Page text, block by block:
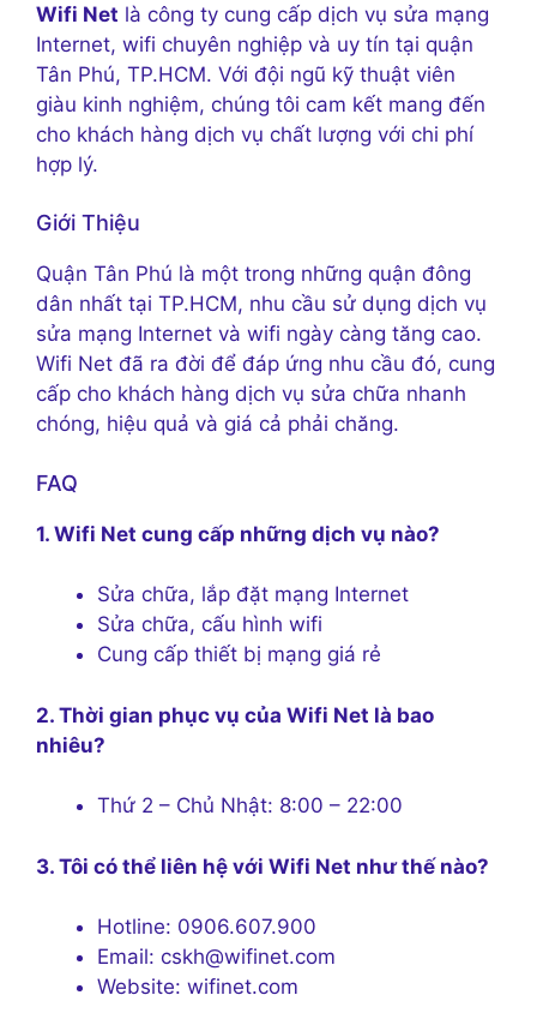
Wifi Net là công ty cung cấp dịch vụ sửa mạng
Internet, wifi chuyên nghiệp và uy tín tại quận
Tân Phú, TP.HCM. Với đội ngũ kỹ thuật viên
giàu kinh nghiệm, chúng tôi cam kết mang đến
cho khách hàng dịch vụ chất lượng với chi phí
hợp lý.
Giới Thiệu
Quận Tân Phú là một trong những quận đông
dân nhất tại TP.HCM, nhu cầu sử dụng dịch vụ
sửa mạng Internet và wifi ngày càng tăng cao.
Wifi Net đã ra đời để đáp ứng nhu cầu đó, cung
cấp cho khách hàng dịch vụ sửa chữa nhanh
chóng, hiệu quả và giá cả phải chăng.
FAQ
1. Wifi Net cung cấp những dịch vụ nào?
Sửa chữa, lắp đặt mạng Internet
Sửa chữa, cấu hình wifi
Cung cấp thiết bị mạng giá rẻ
2. Thời gian phục vụ của Wifi Net là bao
nhiêu?
Thứ 2 – Chủ Nhật: 8:00 – 22:00
3. Tôi có thể liên hệ với Wifi Net như thế nào?
Hotline: 0906.607.900
Email: cskh@wifinet.com
Website: wifinet.com